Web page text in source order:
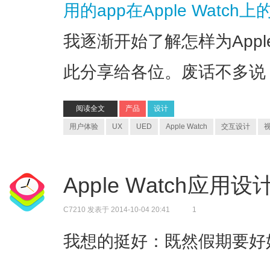
用的app在Apple Watch上
我逐渐开始了解怎样为
此分享给各位。废话不多
阅读全文 产品 设计
用户体验 UX UED Apple Watch 交互设计
Apple Watch应用设
C7210 发表于 2014-10-04 20:41 1
我想的挺好：既然假期要